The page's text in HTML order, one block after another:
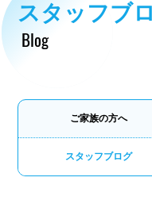
スタッフブ
Blog
ご家族の方へ
スタッフブログ